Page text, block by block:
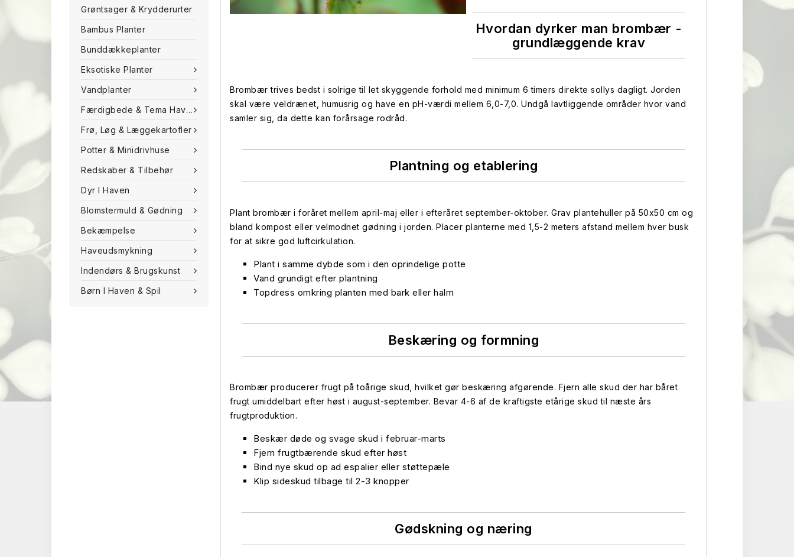
Grøntsager & Krydderurter
Bambus Planter
Bunddækkeplanter
Eksotiske Planter
Vandplanter
Færdigbede & Tema Haven
Frø, Løg & Læggekartofler
Potter & Minidrivhuse
Redskaber & Tilbehør
Dyr I Haven
Blomstermuld & Gødning
Bekæmpelse
Haveudsmykning
Indendørs & Brugskunst
Børn I Haven & Spil
Hvordan dyrker man brombær -
grundlæggende krav
Brombær trives bedst i solrige til let skyggende forhold med minimum 6 timers direkte sollys dagligt. Jorden
skal være veldrænet, humusrig og have en pH-værdi mellem 6,0-7,0. Undgå lavtliggende områder hvor vand
samler sig, da dette kan forårsage rodråd.
Plantning og etablering
Plant brombær i foråret mellem april-maj eller i efteråret september-oktober. Grav plantehuller på 50x50 cm og
bland kompost eller velmodnet gødning i jorden. Placer planterne med 1,5-2 meters afstand mellem hver busk
for at sikre god luftcirkulation.
Plant i samme dybde som i den oprindelige potte
Vand grundigt efter plantning
Topdress omkring planten med bark eller halm
Beskæring og formning
Brombær producerer frugt på toårige skud, hvilket gør beskæring afgørende. Fjern alle skud der har båret
frugt umiddelbart efter høst i august-september. Bevar 4-6 af de kraftigste etårige skud til næste års
frugtproduktion.
Beskær døde og svage skud i februar-marts
Fjern frugtbærende skud efter høst
Bind nye skud op ad espalier eller støttepæle
Klip sideskud tilbage til 2-3 knopper
Gødskning og næring